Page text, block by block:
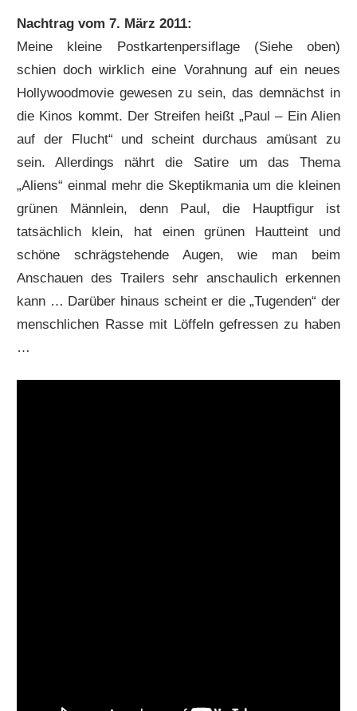
Nachtrag vom 7. März 2011:
Meine kleine Postkartenpersiflage (Siehe oben)
schien doch wirklich eine Vorahnung auf ein neues
Hollywoodmovie gewesen zu sein, das demnächst in
die Kinos kommt. Der Streifen heißt „Paul – Ein Alien
auf der Flucht“ und scheint durchaus amüsant zu
sein. Allerdings nährt die Satire um das Thema
„Aliens“ einmal mehr die Skeptikmania um die kleinen
grünen Männlein, denn Paul, die Hauptfigur ist
tatsächlich klein, hat einen grünen Hautteint und
schöne schrägstehende Augen, wie man beim
Anschauen des Trailers sehr anschaulich erkennen
kann … Darüber hinaus scheint er die „Tugenden“ der
menschlichen Rasse mit Löffeln gefressen zu haben
…